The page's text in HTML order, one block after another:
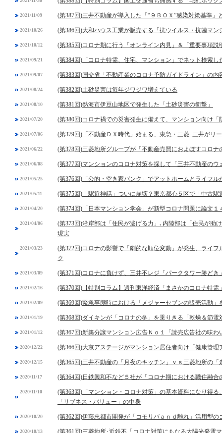
2021/11/09 (第387回)三井不動産が導入した「“９ＢＯＸ”感染対策基準」
2021/10/26 (第386回)大和ハウス工業が販売する「抗ウイルス・抗菌マン
2021/10/12 (第385回)コロナ期に行う「オンライン内見」＆「重要事項説
2021/09/21 (第384回)「コロナ特需、住宅、マンション」でネット検索し
2021/09/07 (第383回)国交省「不動産業のコロナ予防ガイドライン」の内
2021/08/24 (第382回)土砂災害は毎年ジワジワ増えている
2021/08/10 (第381回)熱海市伊豆山地区で発生した「土砂災害の衝撃」
2021/07/20 (第380回)コロナ禍での災害発生に備えて、マンション向け「
2021/07/06 (第379回)「不動産ＤＸ時代」始まる、東急・三菱･三井がリ
2021/06/22 (第378回)三菱地所グループが「不動産売買におよぼすコロナ
2021/06/08 (第377回)マンションのコロナ対策を探して「三井不動産のウ
2021/05/25 (第376回)「公的・空き家バンク」でアットホームとライフル
2021/05/11 (第375回)「駅近神話」ついに崩壊？東京都心５区で「中古駅
2021/04/20 (第374回)「日本マンション学会」が新型コロナ問題に論文１
2021/04/06
(第373回)沿岸部は「住民が逃げる力」､内陸部は「住民が助
現実
2021/03/23
(第372回)コロナの影響で「劇的な順位変動」が発生、ライ
ク
2021/03/09 (第371回)コロナに負けず、三井不レジ「パークタワー勝どき
2021/02/16 (第370回)【特別コラム】週刊東洋経済「まさかのコロナ特
2021/02/09 (第369回)緊急事態時における「メジャーセブンの販売活動」
2021/01/19 (第368回)ダイキンが「コロナの冬」を乗りきる「乾燥＆節電
2021/01/12 (第367回)新築分譲マンション広告Ｎｏ１「読売広告社の味わ
2020/12/22 (第366回)大京アステージがマンション居住者向け「健康管理
2020/12/15 (第365回)三井不動産の「月夜のキッチン」ｖｓ三菱地所の「
2020/11/17 (第364回)日鉄興和不など５社が「コロナ期における職住融
2020/11/10
(第363回)「マンション・コロナ対策」の基本資料になり得
「リブネス・バリュー」の中身
2020/10/20 (第362回)伊藤忠都市開発が「コモリバａｎｄ離れ」活用型の
2020/10/13